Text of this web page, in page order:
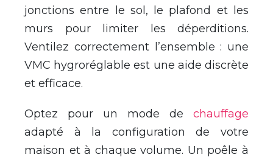
jonctions entre le sol, le plafond et les
murs pour limiter les déperditions.
Ventilez correctement l’ensemble : une
VMC hygroréglable est une aide discrète
et efficace.
Optez pour un mode de chauffage
adapté à la configuration de votre
maison et à chaque volume. Un poêle à